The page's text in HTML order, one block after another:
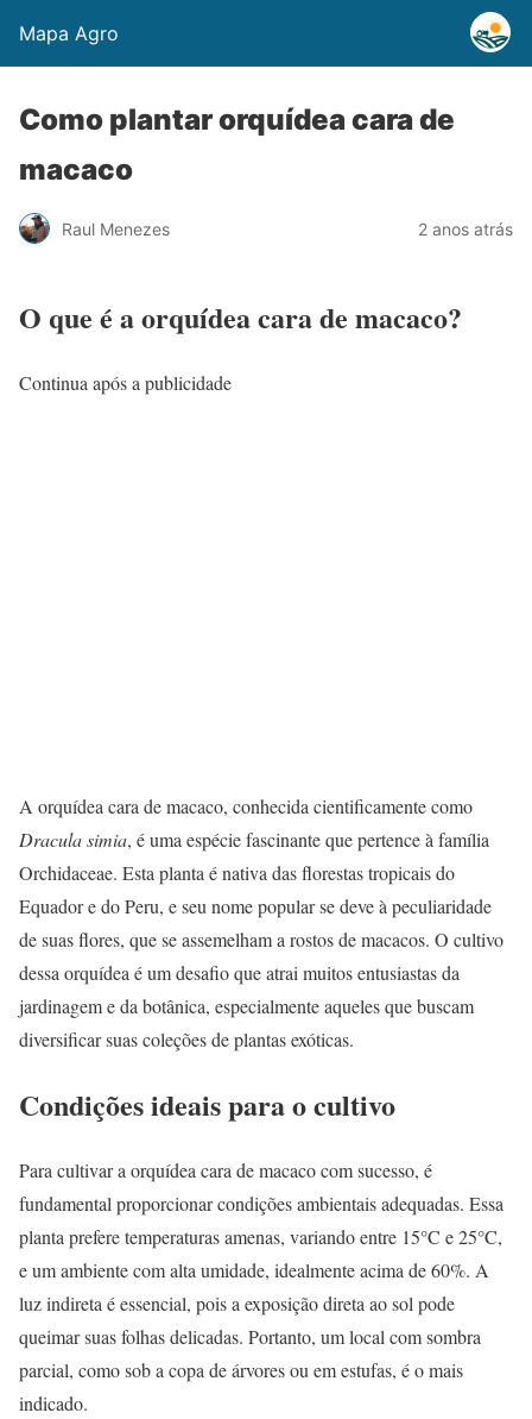
Mapa Agro
Como plantar orquídea cara de
macaco
Raul Menezes 2 anos atrás
O que é a orquídea cara de macaco?
Continua após a publicidade
A orquídea cara de macaco, conhecida cientificamente como
Dracula simia, é uma espécie fascinante que pertence à família
Orchidaceae. Esta planta é nativa das florestas tropicais do
Equador e do Peru, e seu nome popular se deve à peculiaridade
de suas flores, que se assemelham a rostos de macacos. O cultivo
dessa orquídea é um desafio que atrai muitos entusiastas da
jardinagem e da botânica, especialmente aqueles que buscam
diversificar suas coleções de plantas exóticas.
Condições ideais para o cultivo
Para cultivar a orquídea cara de macaco com sucesso, é
fundamental proporcionar condições ambientais adequadas. Essa
planta prefere temperaturas amenas, variando entre 15°C e 25°C,
e um ambiente com alta umidade, idealmente acima de 60%. A
luz indireta é essencial, pois a exposição direta ao sol pode
queimar suas folhas delicadas. Portanto, um local com sombra
parcial, como sob a copa de árvores ou em estufas, é o mais
indicado.